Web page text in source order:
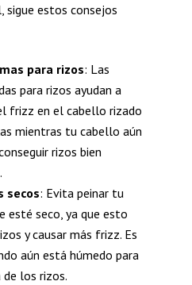
estos consejos
para rizos: Las
para rizos ayudan a
frizz en el cabello rizado
mientras tu cabello aún
rizos bien
secos: Evita peinar tu
esté seco, ya que esto
y causar más frizz. Es
aún está húmedo para
los rizos.